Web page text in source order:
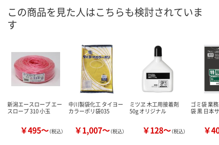
8月9日（日）
カゴへ カゴへ カ
この商品を見た人はこちらも検討されていま
す
新潟エースロープ エー
スロープ 310 小玉
￥495～（税込）
中川製袋化工 タイヨー
カラーポリ袋035
￥1,007～（税込）
ミツヱ 木工用接着剤
50g オリジナル
￥128～（税込）
ゴミ袋 業
袋 黒 日本
￥